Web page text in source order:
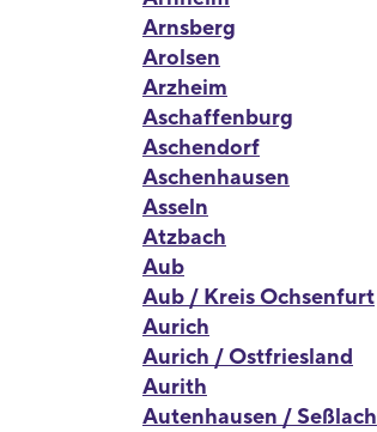
Arnsberg
Arolsen
Arzheim
Aschaffenburg
Aschendorf
Aschenhausen
Asseln
Atzbach
Aub
Aub / Kreis Ochsenfurt
Aurich
Aurich / Ostfriesland
Aurith
Autenhausen / Seßlach